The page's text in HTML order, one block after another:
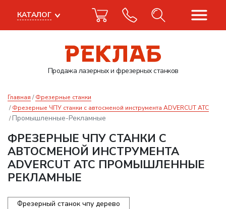
Продажа лазерныхи фрезерных станков
КАТАЛОГ
Главная
Фрезерные станки
Фрезерные ЧПУ станки с автосменой инструмента ADVERCUT ATC
Промышленные-Рекламные
ФРЕЗЕРНЫЕ ЧПУ СТАНКИ С
АВТОСМЕНОЙ ИНСТРУМЕНТА
ADVERCUT ATC ПРОМЫШЛЕННЫЕ
РЕКЛАМНЫЕ
Фрезерный станок чпу дерево